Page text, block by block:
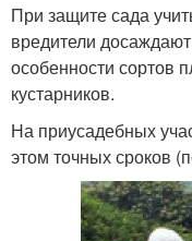
При защите сада
вредители
особенности сортов
кустарников.
На приусадебных
этом точных сроков